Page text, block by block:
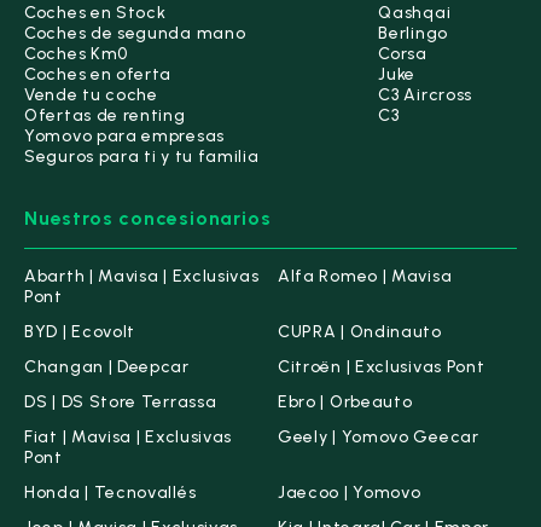
Coches en Stock
Coches de segunda mano
Coches Km0
Coches en oferta
Vende tu coche
Ofertas de renting
Yomovo para empresas
Seguros para ti y tu familia
Qashqai
Berlingo
Corsa
Juke
C3 Aircross
C3
Nuestros concesionarios
Abarth | Mavisa | Exclusivas
Pont
Alfa Romeo | Mavisa
BYD | Ecovolt
CUPRA | Ondinauto
Changan | Deepcar
Citroën | Exclusivas Pont
DS | DS Store Terrassa
Ebro | Orbeauto
Fiat | Mavisa | Exclusivas
Pont
Geely | Yomovo Geecar
Honda | Tecnovallés
Jaecoo | Yomovo